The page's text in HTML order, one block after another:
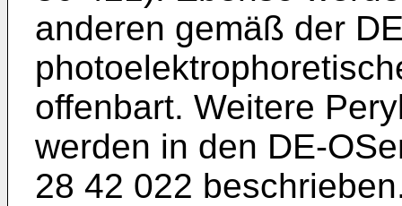
anderen gemäß der
offenbart. Weitere
werden in den DE-
28 42 022